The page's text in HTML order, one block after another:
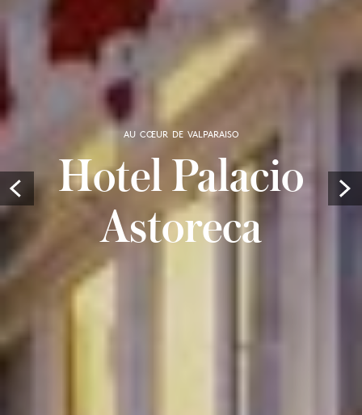
AU CŒUR DE VALPARAISO
Hotel Palacio
Astoreca